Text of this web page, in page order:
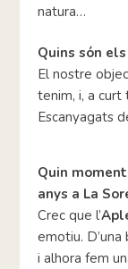
natura…
Quins són
El nostre
tenim, i, a
Escanyagats
Quin
anys a La
Crec que l’
emotiu.
i alhora fem